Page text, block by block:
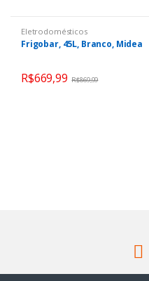
Eletrodomésticos
Frigobar, 45L, Branco, Midea
R$669,99 R$869,99